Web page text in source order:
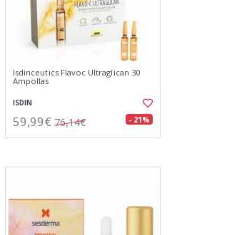
Isdinceutics Flavoc Ultraglican 30
Ampollas
ISDIN
59,99€ 76,14€ - 21%